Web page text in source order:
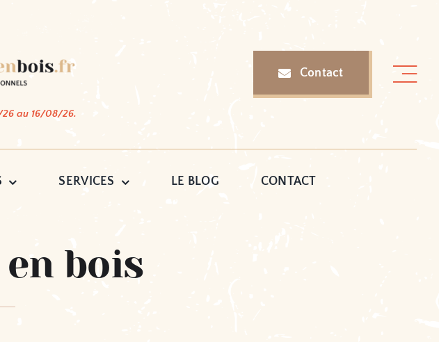
au 16/08/26.
Contact
SERVICES LE BLOG CONTACT
bois